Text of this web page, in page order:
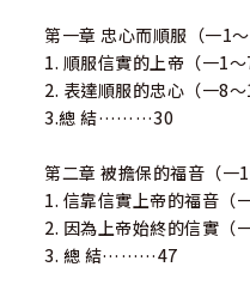
第一章 忠心而順服（一
1. 順服信實的上帝（一
2. 表達順服的忠心（一
3.總 結………30
第二章 被擔保的福音（
1. 信靠信實上帝的福音
2. 因為上帝始終的信實
3. 總 結………47